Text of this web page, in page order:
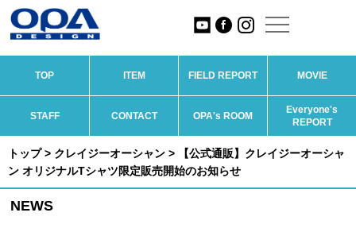
TOP ITEM FIELD REPORT MOVIE
STAFF CONTACT OPA's ROOM
Everyone's
REPORT
トップ> クレイジーオーシャン > 【公式通販】クレイジーオーシャ
ン オリジナルTシャツ限定販売開始のお知らせ
NEWS